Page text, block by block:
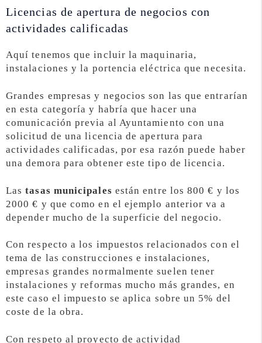
Licencias de apertura de negocios con
actividades calificadas
Aquí tenemos que incluir la maquinaria,
instalaciones y la portencia eléctrica que necesita.
Grandes empresas y negocios son las que entrarían
en esta categoría y habría que hacer una
comunicación previa al Ayuntamiento con una
solicitud de una licencia de apertura para
actividades calificadas, por esa razón puede haber
una demora para obtener este tipo de licencia.
Lastasas municipales están entre los 800 € y los
2000 € y que como en el ejemplo anterior va a
depender mucho de la superficie del negocio.
Con respecto a los impuestos relacionados con el
tema de las construcciones e instalaciones,
empresas grandes normalmente suelen tener
instalaciones y reformas mucho más grandes, en
este caso el impuesto se aplica sobre un 5% del
coste de la obra.
Con respeto al proyecto de actividad